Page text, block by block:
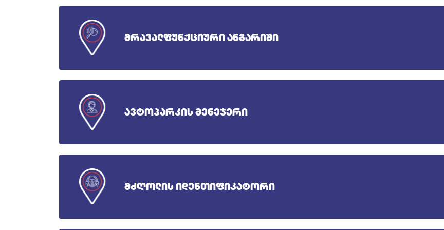
მრავალფუნქციური ანგარიში
ავტოპარკის მენეჯერი
მძღოლის იდენთიფიკატორი